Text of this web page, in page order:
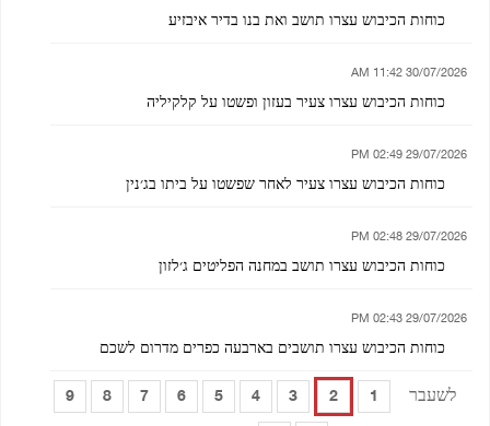
כוחות הכיבוש עצרו תושב ואת בנו בדיר איבזיע
30/07/2026 11:42 AM
כוחות הכיבוש עצרו צעיר בעזון ופשטו על קלקיליה
29/07/2026 02:49 PM
כוחות הכיבוש עצרו צעיר לאחר שפשטו על ביתו בג׳נין
29/07/2026 02:48 PM
כוחות הכיבוש עצרו תושב במחנה הפליטים ג׳לזון
29/07/2026 02:43 PM
כוחות הכיבוש עצרו תושבים בארבעה כפרים מדרום לשכם
לשעבר 1
2
3
4
5
6
7
8
9